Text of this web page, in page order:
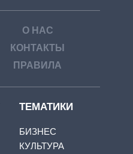
О НАС
КОНТАКТЫ
ПРАВИЛА
ТЕМАТИКИ
БИЗНЕС
КУЛЬТУРА